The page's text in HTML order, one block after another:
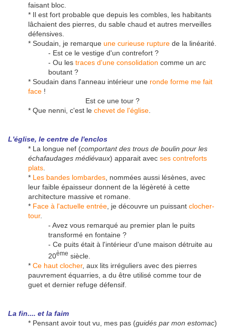
faisant bloc.
* Il est fort probable que depuis les combles, les habitants
lâchaient des pierres, du sable chaud et autres merveilles
défensives.
* Soudain, je remarque une curieuse rupture de la linéarité.
- Est ce le vestige d'un contrefort ?
- Ou les traces d'une consolidation comme un arc
boutant ?
* Soudain dans l'anneau intérieur une ronde forme me fait
face !
Est ce une tour ?
* Que nenni, c'est le chevet de l'église
L'église, le centre de l'enclos
* La longue nef (comportant des trous de boulin pour les
échafaudages médiévaux) apparait avec ses contreforts
plats
* Les bandes lombardes , nommées aussi lésènes, avec
leur faible épaisseur donnent de la légèreté à cette
architecture massive et romane.
* Face à l'actuelle entrée , je découvre un puissant clocher-
tour.
- Avez vous remarqué au premier plan le puits
transformé en fontaine ?
- Ce puits était à l'intérieur d'une maison détruite au
20ème siècle.
* Ce haut clocher, aux lits irréguliers avec des pierres
pauvrement équarries, a du être utilisé comme tour de
guet et dernier refuge défensif.
La fin.... et la faim
* Pensant avoir tout vu, mes pas (guidés par mon estomac)